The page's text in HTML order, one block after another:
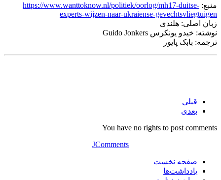
منبع: https://www.wanttoknow.nl/politiek/oorlog/mh17-duitse-
experts-wijzen-naar-ukraiense-gevechtsvliegtuigen
زبان اصلی: هلندی
نوشته: خیدو یونکرس Guido Jonkers
ترجمه: بابک پایور
قبلی
بعدی
You have no rights to post comments
JComments
صفحه نخست
یادداشت‌ها